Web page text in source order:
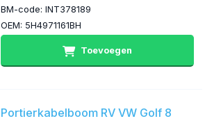
BM-code: INT378189
OEM: 5H4971161BH
Toevoegen
Portierkabelboom RV VW Golf 8